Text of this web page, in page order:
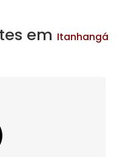
em Itanhangá